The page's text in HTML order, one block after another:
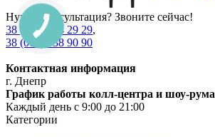
Нужна консультация? Звоните сейчас!
38 (067) 234 29 29,
38 (067) 538 90 90
Контактная информация
г. Днепр
График работы колл-центра и шоу-рума
Каждый день с 9:00 до 21:00
Категории